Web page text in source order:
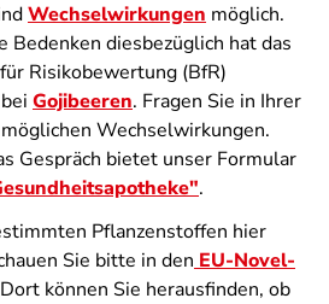
Wechselwirkungen möglich.
Bedenken diesbezüglich hat das
Risikobewertung (BfR)
Gojibeeren. Fragen Sie in Ihrer
Wechselwirkungen.
Gespräch bietet unser Formular
".
Pflanzenstoffen hier
Sie bitte in den EU-Novel-
können Sie herausfinden, ob